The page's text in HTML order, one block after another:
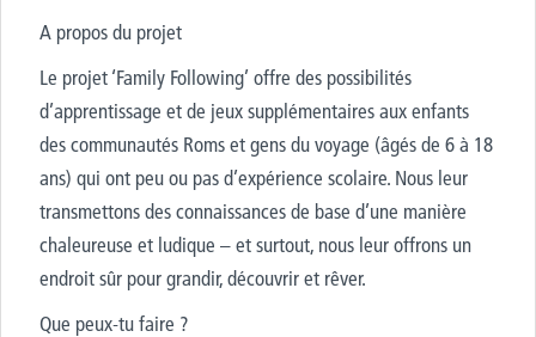
A propos du projet
Le projet ‘Family Following’ offre des possibilités
d’apprentissage et de jeux supplémentaires aux enfants
des communautés Roms et gens du voyage (âgés de 6 à 18
ans) qui ont peu ou pas d’expérience scolaire. Nous leur
transmettons des connaissances de base d’une manière
chaleureuse et ludique – et surtout, nous leur offrons un
endroit sûr pour grandir, découvrir et rêver.
Que peux-tu faire ?